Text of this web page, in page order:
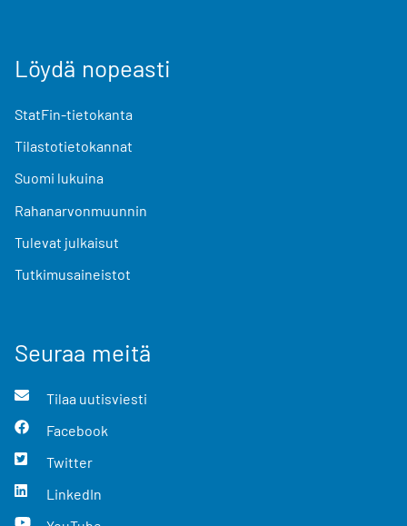
Löydä nopeasti
StatFin-tietokanta
Tilastotietokannat
Suomi lukuina
Rahanarvonmuunnin
Tulevat julkaisut
Tutkimusaineistot
Seuraa meitä
Tilaa uutisviesti
Facebook
Twitter
LinkedIn